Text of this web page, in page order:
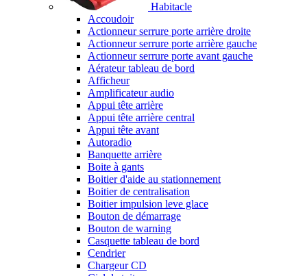
Habitacle
Accoudoir
Actionneur serrure porte arrière droite
Actionneur serrure porte arrière gauche
Actionneur serrure porte avant gauche
Aérateur tableau de bord
Afficheur
Amplificateur audio
Appui tête arrière
Appui tête arrière central
Appui tête avant
Autoradio
Banquette arrière
Boite à gants
Boitier d'aide au stationnement
Boitier de centralisation
Boitier impulsion leve glace
Bouton de démarrage
Bouton de warning
Casquette tableau de bord
Cendrier
Chargeur CD